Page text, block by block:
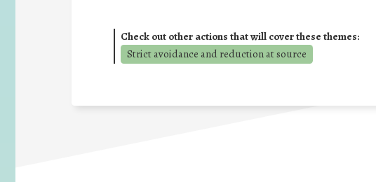
Check out other actions that will cover these themes:
Strict avoidance and reduction at source